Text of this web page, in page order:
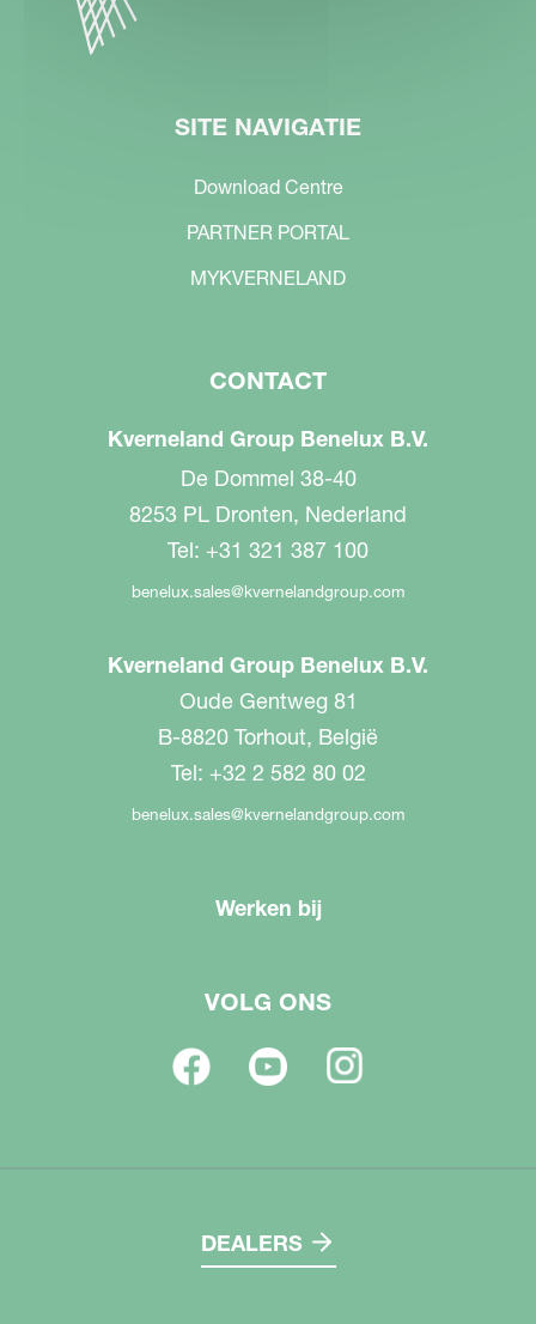
SITE NAVIGATIE
Download Centre
PARTNER PORTAL
MYKVERNELAND
CONTACT
Kverneland Group Benelux B.V.
De Dommel 38-40
8253 PL Dronten, Nederland
Tel: +31 321 387 100
benelux.sales@kvernelandgroup.com
Kverneland Group Benelux B.V.
Oude Gentweg 81
B-8820 Torhout, België
Tel: +32 2 582 80 02
benelux.sales@kvernelandgroup.com
Werken bij
VOLG ONS
DEALERS